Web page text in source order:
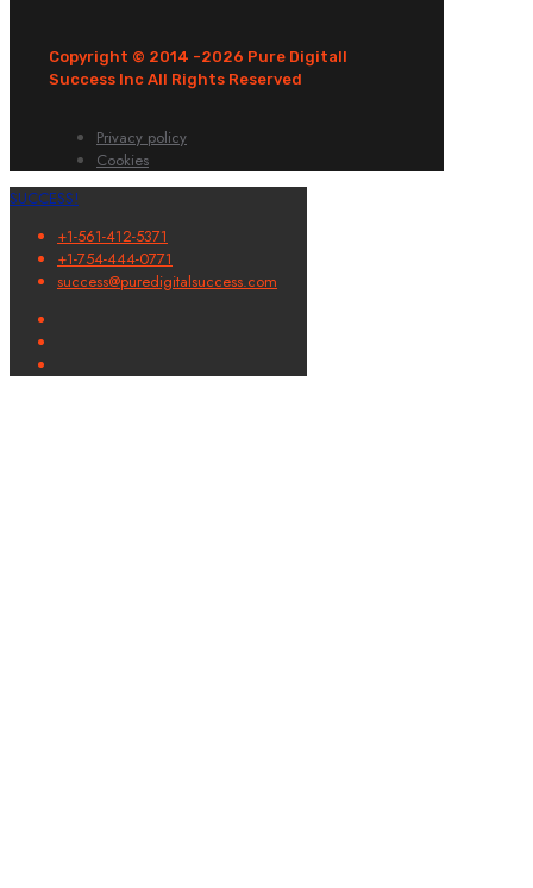
Copyright © 2014 -2026 Pure Digitall
Success Inc All Rights Reserved
Privacy policy
Cookies
SUCCESS!
+1-561-412-5371
+1-754-444-0771
success@puredigitalsuccess.com